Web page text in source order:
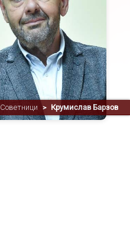
Советници > Крумислав Барзов